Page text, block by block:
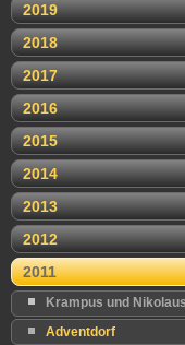
2019
2018
2017
2016
2015
2014
2013
2012
2011
Krampus und Nikolaus
Adventdorf